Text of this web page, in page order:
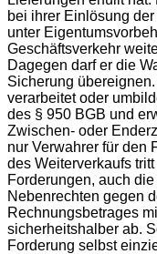
bei ihrer Einlösung
unter
Geschäftsverkehr
Dagegen darf er die
Sicherung
verarbeitet oder
des § 950 BGB und
Zwischen- oder
nur Verwahrer für den
des Weiterverkaufs
Forderungen, auch
Nebenrechten gegen
Rechnungsbetrages
sicherheitshalber ab.
Forderung selbst